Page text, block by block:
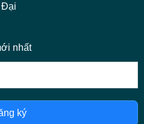
Đại
nhất
ký